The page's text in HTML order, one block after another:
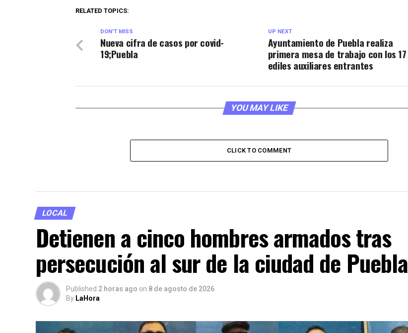
RELATED TOPICS:
UP NEXT
Ayuntamiento de Puebla realiza
primera mesa de trabajo con los 17
ediles auxiliares entrantes
DON'T MISS
Nueva cifra de casos por covid-
19;Puebla
YOU MAY LIKE
CLICK TO COMMENT
LOCAL
Detienen a cinco hombres armados tras
persecución al sur de la ciudad de Puebla
Published 2 horas ago on 8 de agosto de 2026
By LaHora